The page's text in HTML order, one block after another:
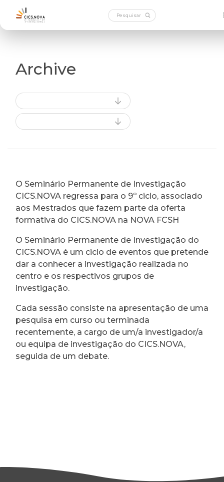
Archive
O Seminário Permanente de Investigação
CICS.NOVA regressa para o 9º ciclo, associado
aos Mestrados que fazem parte da oferta
formativa do CICS.NOVA na NOVA FCSH
O Seminário Permanente de Investigação do
CICS.NOVA é um ciclo de eventos que pretende
dar a conhecer a investigação realizada no
centro e os respectivos grupos de
investigação.
Cada sessão consiste na apresentação de uma
pesquisa em curso ou terminada
recentemente, a cargo de um/a investigador/a
ou equipa de investigação do CICS.NOVA,
seguida de um debate.